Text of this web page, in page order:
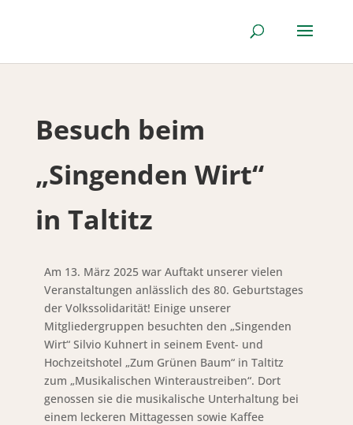
Besuch beim
„Singenden Wirt“
in Taltitz
Am 13. März 2025 war Auftakt unserer vielen
Veranstaltungen anlässlich des 80. Geburtstages
der Volkssolidarität! Einige unserer
Mitgliedergruppen besuchten den „Singenden
Wirt“ Silvio Kuhnert in seinem Event- und
Hochzeitshotel „Zum Grünen Baum“ in Taltitz
zum „Musikalischen Winteraustreiben“. Dort
genossen sie die musikalische Unterhaltung bei
einem leckeren Mittagessen sowie Kaffee